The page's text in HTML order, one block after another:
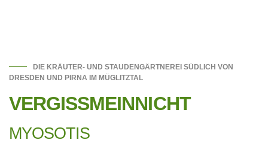
DIE KRÄUTER- UND STAUDENGÄRTNEREI SÜDLICH VON
DRESDEN UND PIRNA IM MÜGLITZTAL
VERGISSMEINNICHT
MYOSOTIS